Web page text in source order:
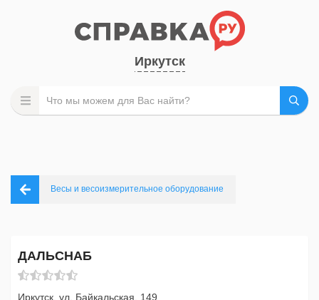
Иркутск
Весы и весоизмерительное оборудование
ДАЛЬСНАБ
Иркутск, ул. Байкальская, 149